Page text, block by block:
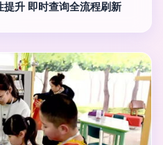
升 即时查询全流程刷新